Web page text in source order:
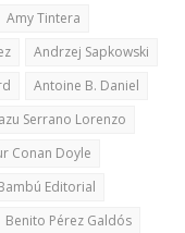
Amy Tintera
Andrzej Sapkowski
Antoine B. Daniel
Serrano Lorenzo
Conan Doyle
Editorial
Benito Pérez Galdós